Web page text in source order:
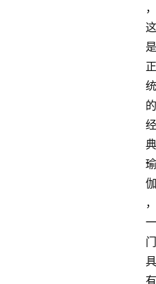
，
这
是
正
统
的
经
典
瑜
伽
，
一
门
具
有